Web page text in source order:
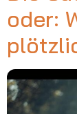
oder: